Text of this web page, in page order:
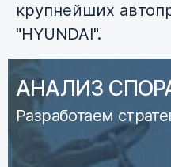
крупнейших
"HYUNDAI".
АНАЛИЗ
Разработаем